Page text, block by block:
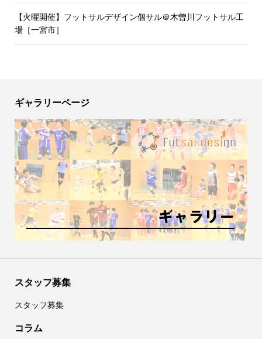
【火曜開催】フットサルデザイン個サル＠木曽川フットサル工
場［一宮市］
ギャラリーページ
スタッフ募集
スタッフ募集
コラム